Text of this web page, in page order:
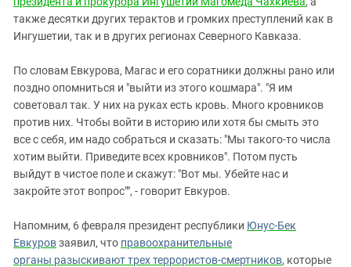
также десятки других терактов и громких преступлений как в
Ингушетии, так и в других регионах Северного Кавказа.
По словам Евкурова, Магас и его соратники должны рано или
поздно опомниться и "выйти из этого кошмара". "Я им
советовал так. У них на руках есть кровь. Много кровников
против них. Чтобы войти в историю или хотя бы смыть это
все с себя, им надо собраться и сказать: "Мы такого-то числа
хотим выйти. Приведите всех кровников". Потом пусть
выйдут в чистое поле и скажут: "Вот мы. Убейте нас и
закройте этот вопрос"", - говорит Евкуров.
Напомним, 6 февраля президент республики Юнус-Бек
Евкуровзаявил, что правоохранительные
органы разыскивают трех террористов-смертников, которые